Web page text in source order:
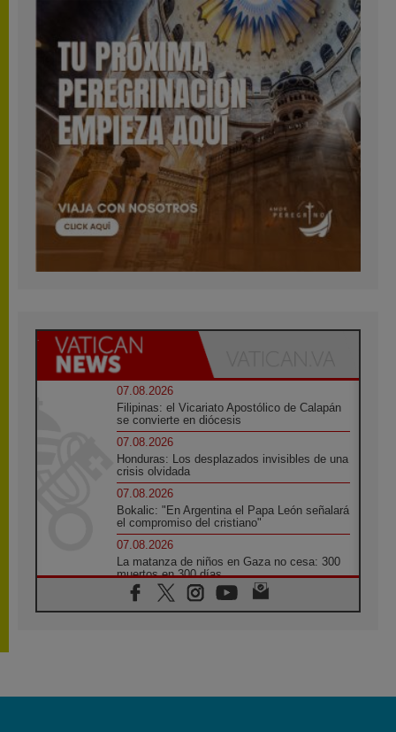
07.08.2026
Filipinas: el Vicariato Apostólico de Calapán
se convierte en diócesis
07.08.2026
Honduras: Los desplazados invisibles de una
crisis olvidada
07.08.2026
Bokalic: "En Argentina el Papa León señalará
el compromiso del cristiano"
07.08.2026
La matanza de niños en Gaza no cesa: 300
muertos en 300 días
07.08.2026
Tagle: La guerra desfigura el mundo, solo la